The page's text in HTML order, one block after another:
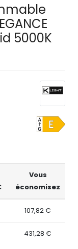
5000K
Vous
économisez
107,82 €
431,28 €